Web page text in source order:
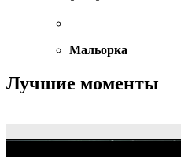
Мальорка
Лучшие моменты